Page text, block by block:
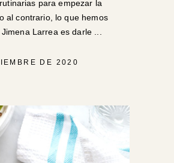
para empezar la
al contrario, lo que hemos
Larrea es darle
DE 2020